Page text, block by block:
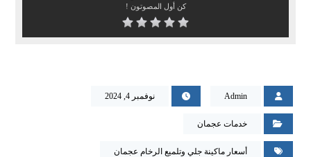
كن أول المصوتون !
Admin نوفمبر 4, 2024
خدمات عجمان
أسعار ماكينة جلي وتلميع الرخام عجمان